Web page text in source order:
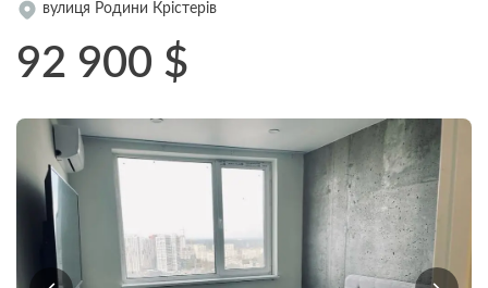
вулиця Родини Крістерів
92 900 $